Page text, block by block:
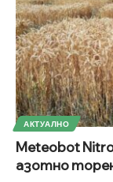
АКТУАЛНО
Meteobot
азотно